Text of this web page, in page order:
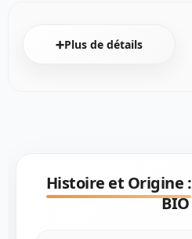
➕Plus de détails
Histoire et Origine :
BIO